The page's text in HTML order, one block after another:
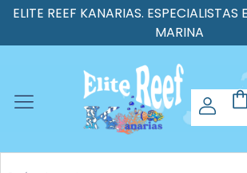
ELITE REEF KANARIAS. ESPECIALISTAS
MARINA